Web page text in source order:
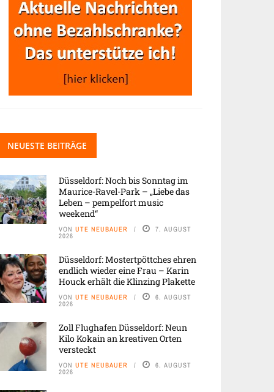
NEUESTE BEITRÄGE
Düsseldorf: Noch bis Sonntag im
Maurice-Ravel-Park – „Liebe das
Leben – pempelfort music
weekend“
VON UTE NEUBAUER 7. AUGUST
2026
Düsseldorf: Mostertpöttches ehren
endlich wieder eine Frau – Karin
Houck erhält die Klinzing Plakette
VON UTE NEUBAUER 6. AUGUST
2026
Zoll Flughafen Düsseldorf: Neun
Kilo Kokain an kreativen Orten
versteckt
VON UTE NEUBAUER 6. AUGUST
2026